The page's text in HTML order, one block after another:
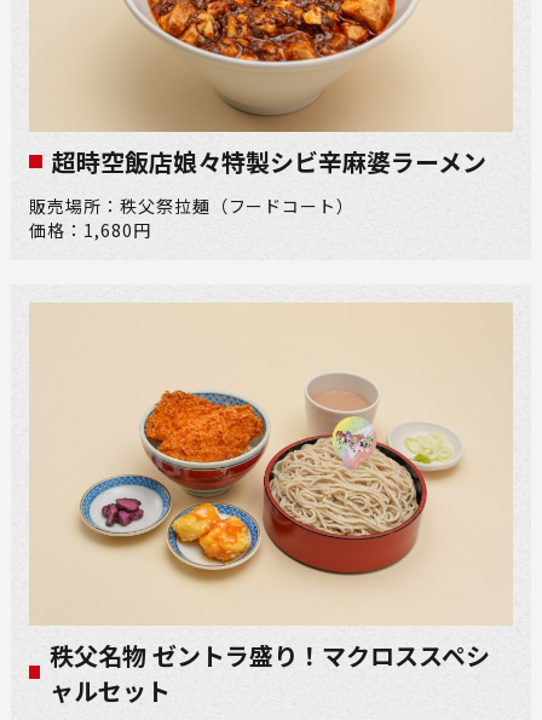
超時空飯店娘々特製シビ辛麻婆ラーメン​
販売場所：秩父祭拉麺（フードコート）
価格：1,680円
秩父名物 ゼントラ盛り！マクロススペシ
ャルセット